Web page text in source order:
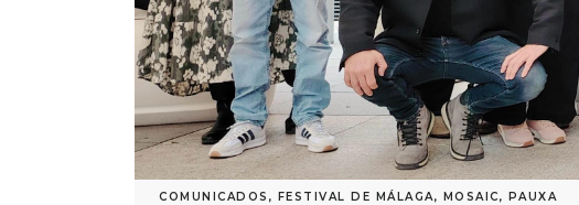
COMUNICADOS , FESTIVAL DE MÁLAGA, MOSAIC, PAUXA